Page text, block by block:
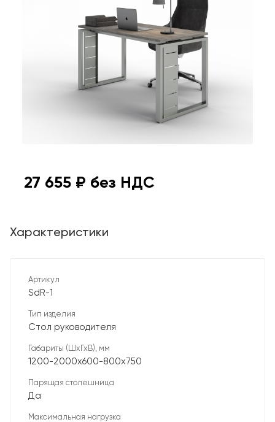
27 655 ₽ без НДС
Характеристики
Артикул
SdR-1
Тип изделия
Стол руководителя
Габариты (ШхГхВ), мм
1200-2000х600-800х750
Парящая столешница
Да
Максимальная нагрузка